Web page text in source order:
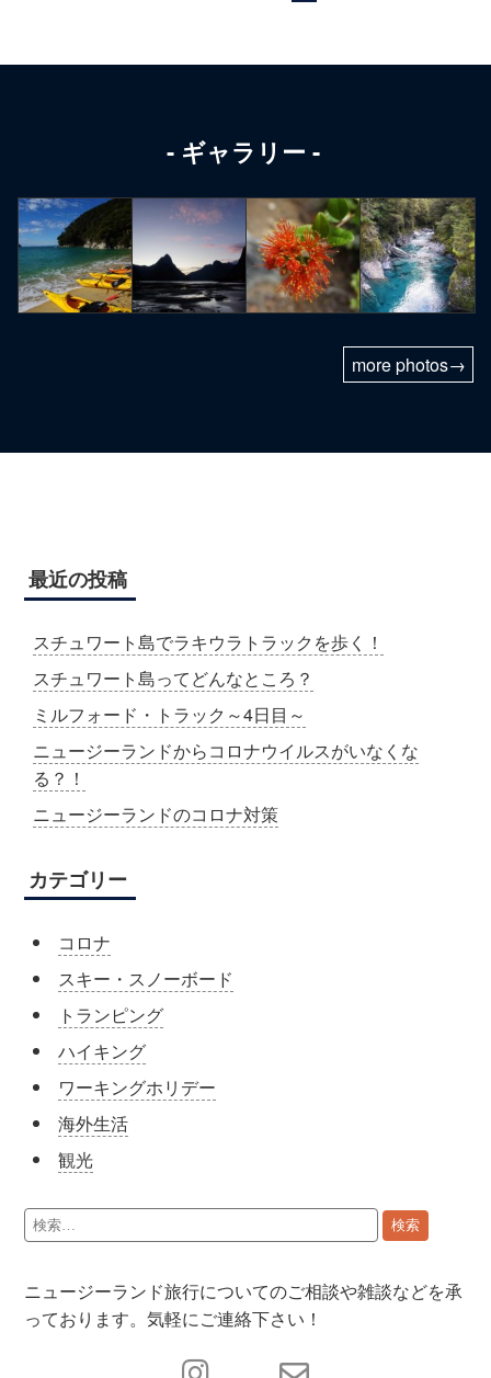
ギャラリー
more photos→
最近の投稿
スチュワート島でラキウラトラックを歩く！
スチュワート島ってどんなところ？
ミルフォード・トラック～4日目～
ニュージーランドからコロナウイルスがいなくな
る？！
ニュージーランドのコロナ対策
カテゴリー
コロナ
スキー・スノーボード
トランピング
ハイキング
ワーキングホリデー
海外生活
観光
ニュージーランド旅行についてのご相談や雑談などを承
っております。気軽にご連絡下さい！